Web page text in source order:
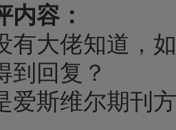
内容：
有大佬知道，
到回复？
爱斯维尔期刊